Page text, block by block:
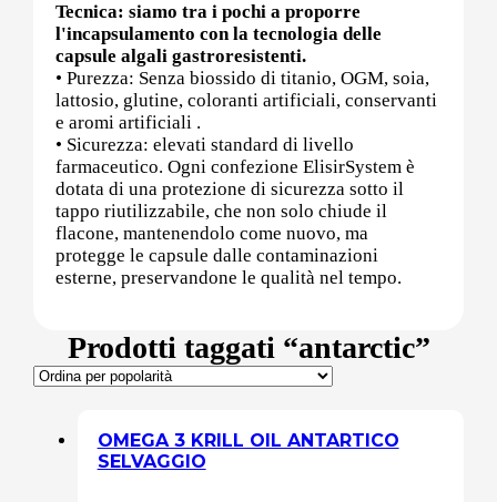
Post (PCT)
Post Workout
Pre-Workout
Prostata
Proteine
Tecnica: siamo tra i pochi a proporre
l'incapsulamento con la tecnologia delle
capsule algali gastroresistenti.
• Purezza: Senza biossido di titanio, OGM, soia,
lattosio, glutine, coloranti artificiali, conservanti
e aromi artificiali .
• Sicurezza: elevati standard di livello
farmaceutico. Ogni confezione ElisirSystem è
dotata di una protezione di sicurezza sotto il
tappo riutilizzabile, che non solo chiude il
flacone, mantenendolo come nuovo, ma
protegge le capsule dalle contaminazioni
esterne, preservandone le qualità nel tempo.
Prodotti taggati “antarctic”
OMEGA 3 KRILL OIL ANTARTICO
SELVAGGIO